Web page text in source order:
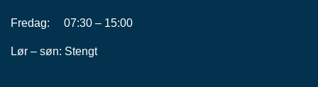
Fredag: 07:30 – 15:00
Lør – søn: Stengt